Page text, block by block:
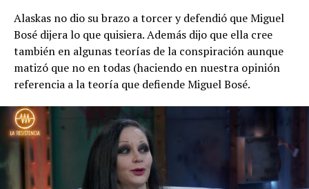
Alaskas no dio su brazo a torcer y defendió que Miguel
Bosé dijera lo que quisiera. Además dijo que ella cree
también en algunas teorías de la conspiración aunque
matizó que no en todas (haciendo en nuestra opinión
referencia a la teoría que defiende Miguel Bosé.